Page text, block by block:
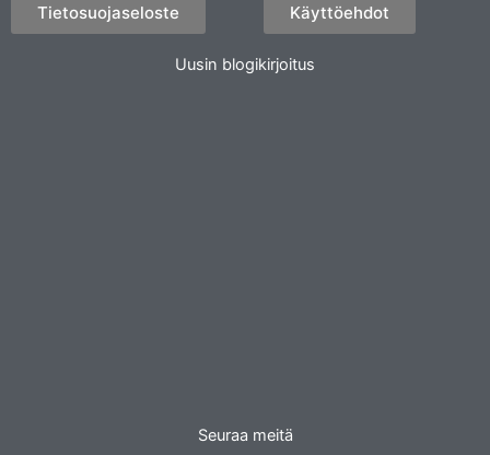
Tietosuojaseloste Käyttöehdot
Uusin blogikirjoitus
Seuraa meitä